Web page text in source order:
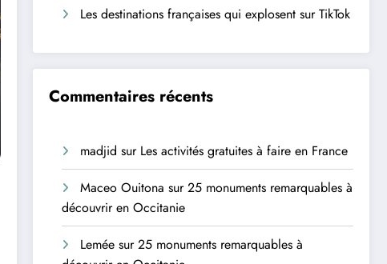
Les destinations françaises qui explosent sur TikTok
Commentaires récents
madjid sur Les activités gratuites à faire en France
Maceo Ouitona sur25 monuments remarquables à
découvrir en Occitanie
Lemée sur25 monuments remarquables à